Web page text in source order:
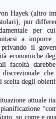
Hayek (altro
pur
per
a
il
economiche
facoltà
discrezionale
degli
attuale
su come e